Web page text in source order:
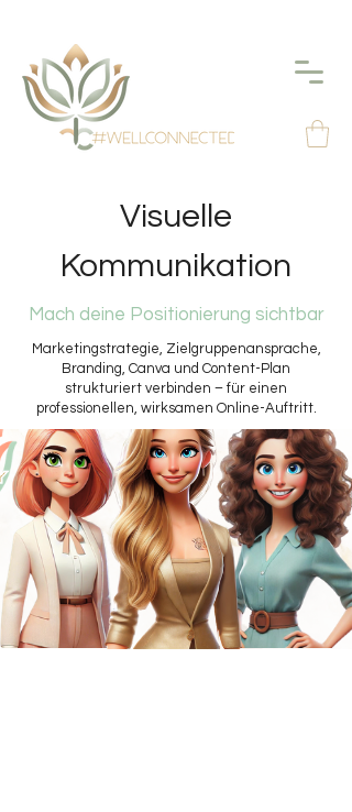
Visuelle
Kommunikation
Mach deine Positionierung sichtbar
Marketingstrategie, Zielgruppenansprache,
Branding, Canva und Content-Plan
strukturiert verbinden – für einen
professionellen, wirksamen Online-Auftritt.